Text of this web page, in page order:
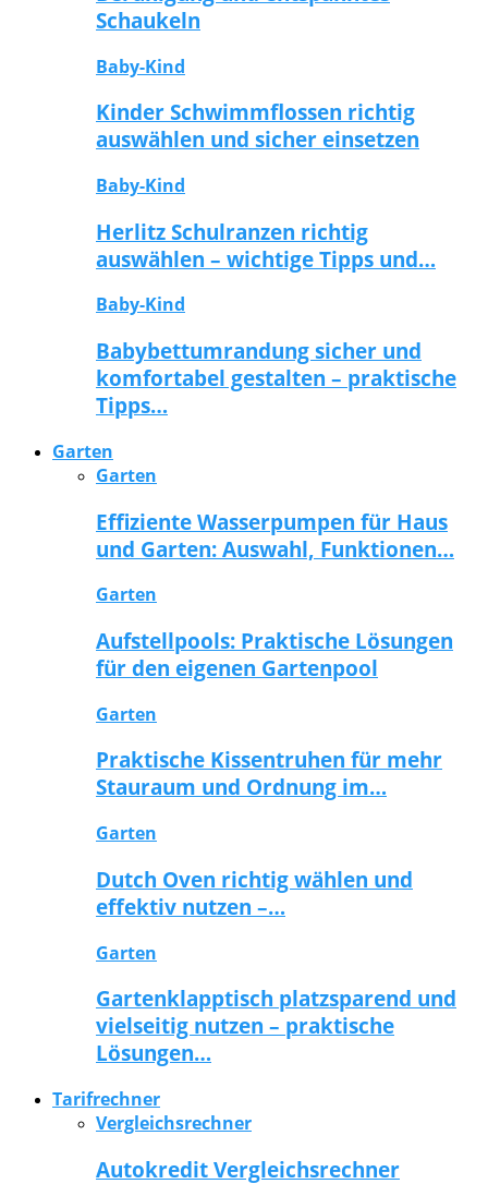
Schaukeln
Baby-Kind
Kinder Schwimmflossen richtig
auswählen und sicher einsetzen
Baby-Kind
Herlitz Schulranzen richtig
auswählen – wichtige Tipps und…
Baby-Kind
Babybettumrandung sicher und
komfortabel gestalten – praktische
Tipps…
Garten
Garten
Effiziente Wasserpumpen für Haus
und Garten: Auswahl, Funktionen…
Garten
Aufstellpools: Praktische Lösungen
für den eigenen Gartenpool
Garten
Praktische Kissentruhen für mehr
Stauraum und Ordnung im…
Garten
Dutch Oven richtig wählen und
effektiv nutzen –…
Garten
Gartenklapptisch platzsparend und
vielseitig nutzen – praktische
Lösungen…
Tarifrechner
Vergleichsrechner
Autokredit Vergleichsrechner